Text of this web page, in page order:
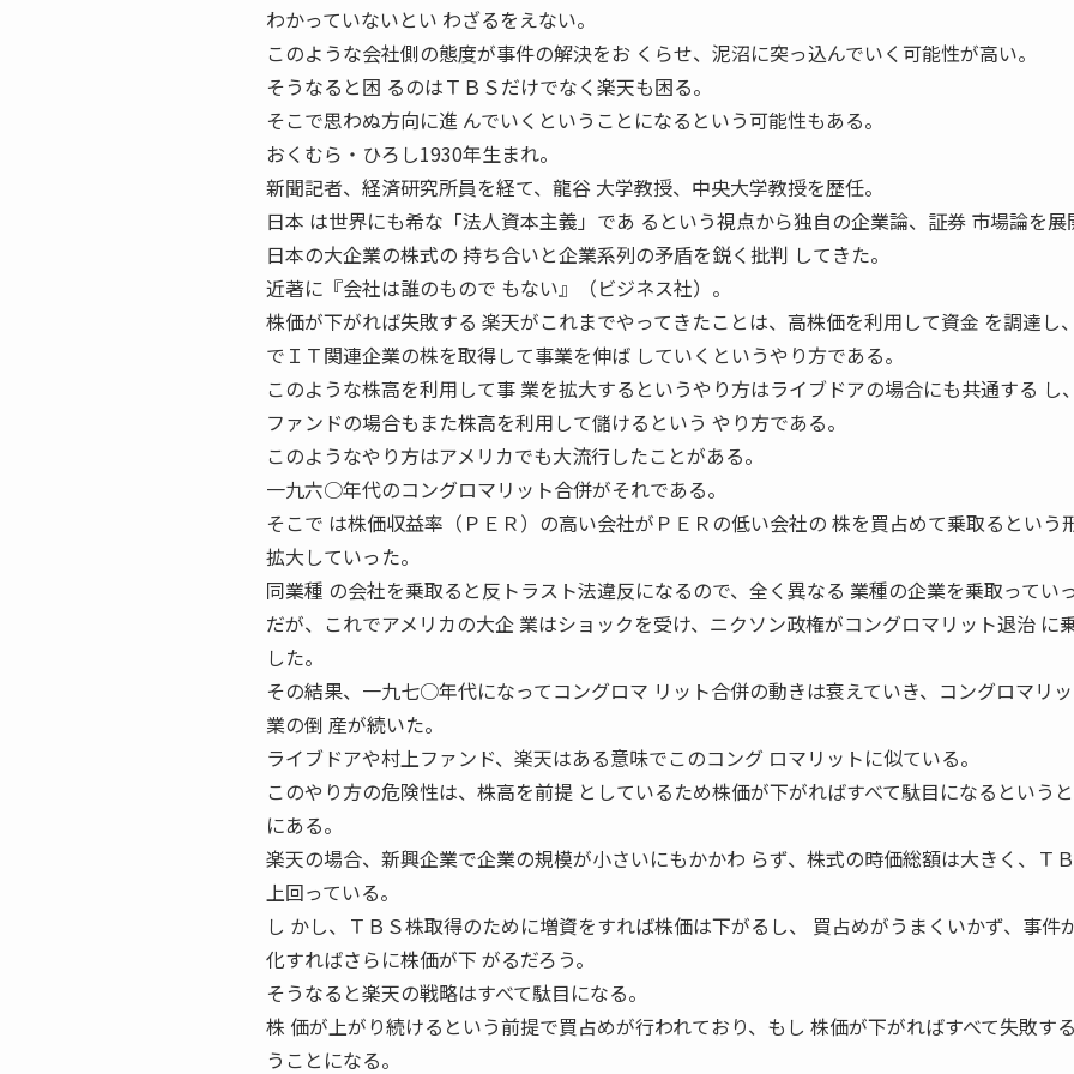
わかっていないとい わざるをえない。
このような会社側の態度が事件の解決をお くらせ、泥沼に突っ込んでいく可能性が高い。
そうなると困 るのはＴＢＳだけでなく楽天も困る。
そこで思わぬ方向に進 んでいくということになるという可能性もある。
おくむら・ひろし1930年生まれ。
新聞記者、経済研究所員を経て、龍谷 大学教授、中央大学教授を歴任。
日本 は世界にも希な「法人資本主義」であ るという視点から独自の企業論、証券 市場論を展
日本の大企業の株式の 持ち合いと企業系列の矛盾を鋭く批判 してきた。
近著に『会社は誰のもので もない』（ビジネス社）。
株価が下がれば失敗する 楽天がこれまでやってきたことは、高株価を利用して資金 を調達し
でＩＴ関連企業の株を取得して事業を伸ば していくというやり方である。
このような株高を利用して事 業を拡大するというやり方はライブドアの場合にも共通する し
ファンドの場合もまた株高を利用して儲けるという やり方である。
このようなやり方はアメリカでも大流行したことがある。
一九六○年代のコングロマリット合併がそれである。
そこで は株価収益率（ＰＥＲ）の高い会社がＰＥＲの低い会社の 株を買占めて乗取るという
拡大していった。
同業種 の会社を乗取ると反トラスト法違反になるので、全く異なる 業種の企業を乗取ってい
だが、これでアメリカの大企 業はショックを受け、ニクソン政権がコングロマリット退治 に
した。
その結果、一九七○年代になってコングロマ リット合併の動きは衰えていき、コングロマリ
業の倒 産が続いた。
ライブドアや村上ファンド、楽天はある意味でこのコング ロマリットに似ている。
このやり方の危険性は、株高を前提 としているため株価が下がればすべて駄目になるという
にある。
楽天の場合、新興企業で企業の規模が小さいにもかかわ らず、株式の時価総額は大きく、Ｔ
上回っている。
し かし、ＴＢＳ株取得のために増資をすれば株価は下がるし、 買占めがうまくいかず、事件
化すればさらに株価が下 がるだろう。
そうなると楽天の戦略はすべて駄目になる。
株 価が上がり続けるという前提で買占めが行われており、もし 株価が下がればすべて失敗す
うことになる。